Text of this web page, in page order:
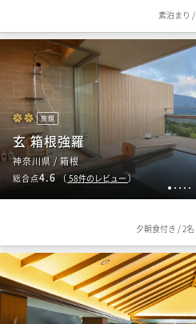
素泊まり /
1 2 3 4 5
旅館
玄 箱根強羅
神奈川県 / 箱根
総合点4.6（ 58件のレビュー）
夕朝食付き /2名